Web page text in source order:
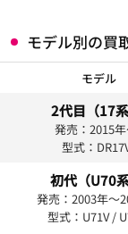
モデル別の買
モデル
2代目（17系
発売：2015
型式：
初代（U70系
発売：2003年〜
型式：U71V /